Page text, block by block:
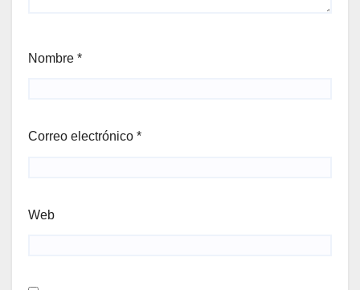
Nombre *
Correo electrónico *
Web